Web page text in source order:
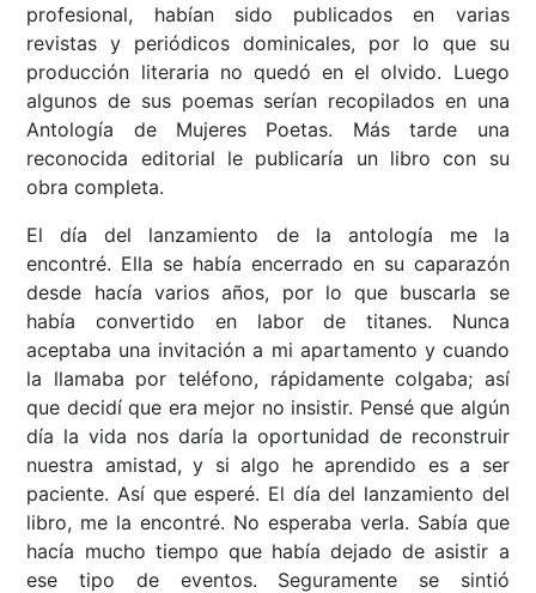
profesional, habían sido publicados en varias
revistas y periódicos dominicales, por lo que su
producción literaria no quedó en el olvido. Luego
algunos de sus poemas serían recopilados en una
Antología de Mujeres Poetas. Más tarde una
reconocida editorial le publicaría un libro con su
obra completa.
El día del lanzamiento de la antología me la
encontré. Ella se había encerrado en su caparazón
desde hacía varios años, por lo que buscarla se
había convertido en labor de titanes. Nunca
aceptaba una invitación a mi apartamento y cuando
la llamaba por teléfono, rápidamente colgaba; así
que decidí que era mejor no insistir. Pensé que algún
día la vida nos daría la oportunidad de reconstruir
nuestra amistad, y si algo he aprendido es a ser
paciente. Así que esperé. El día del lanzamiento del
libro, me la encontré. No esperaba verla. Sabía que
hacía mucho tiempo que había dejado de asistir a
ese tipo de eventos. Seguramente se sintió